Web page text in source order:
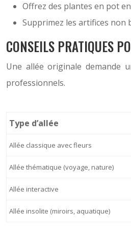
Offrez des plantes en pot
Supprimez les artifices non
CONSEILS PRATIQUES
Une allée originale demande
professionnels.
Type d’allée
Allée classique avec fleurs
Allée thématique (voyage, nature)
Allée interactive
Allée insolite (miroirs, aquatique)